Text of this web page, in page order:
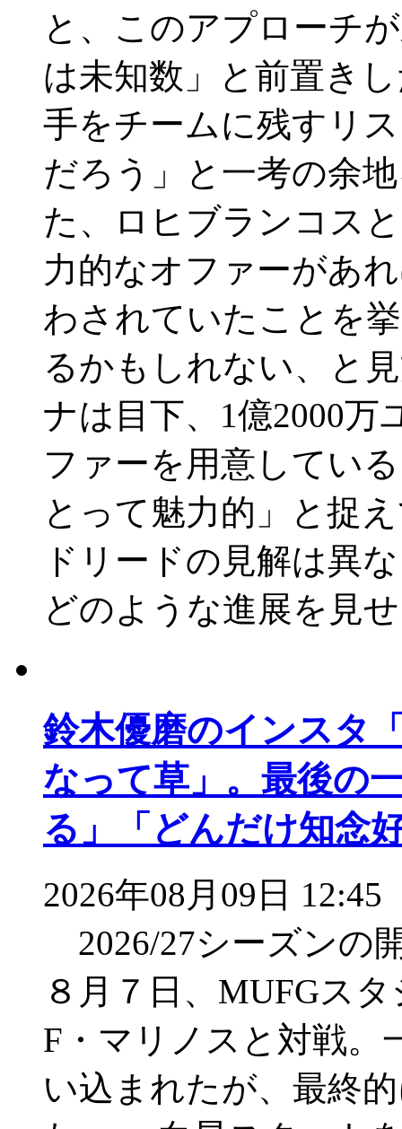
と、このアプローチ
は未知数」と前置き
手をチームに残すリ
だろう」と一考の余
た、ロヒブランコス
力的なオファーがあ
わされていたことを
るかもしれない、と
ナは目下、1億2000万
ファーを用意してい
とって魅力的」と捉
ドリードの見解は異
どのような進展を見
鈴木優磨のインスタ
なって草」。最後の
る」「どんだけ知念
2026年08月09日 12:45
2026/27シーズンの
８月７日、MUFGス
F・マリノスと対戦。
い込まれたが、最終